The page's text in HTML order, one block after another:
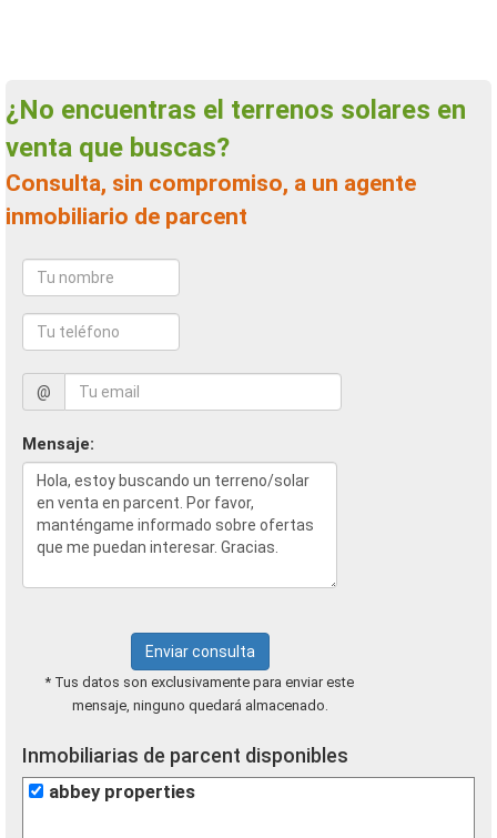
¿No encuentras el terrenos solares en
venta que buscas?
Consulta, sin compromiso, a un agente
inmobiliario de parcent
@
Mensaje:
Enviar consulta
* Tus datos son exclusivamente para enviar este
mensaje, ninguno quedará almacenado.
Inmobiliarias de parcent disponibles
abbey properties